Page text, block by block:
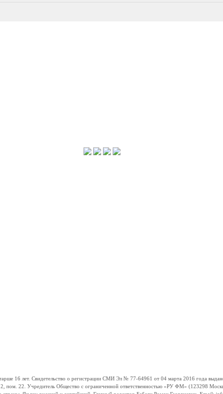
16 лет. Свидетельство о регистрации СМИ Эл № 77-64961 от 04 марта 2016 года
пом. 22. Учредитель Общество с ограниченной ответственностью «РУ ФМ» (123298